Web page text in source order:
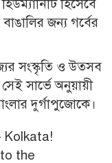
হিসেবে
জন্য গর্বের
সংস্কৃতি ও উত্সব
সার্ভে অনুয়ায়ী
দুর্গাপুজোকে।
the